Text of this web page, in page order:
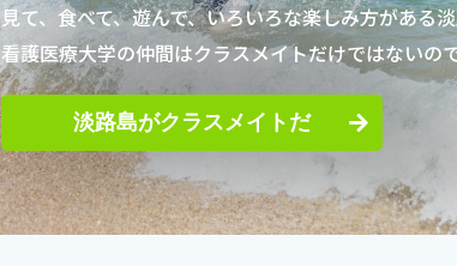
見て、食べて、遊んで、いろいろな楽しみ方がある
看護医療大学の仲間はクラスメイトだけではないの
淡路島がクラスメイトだ